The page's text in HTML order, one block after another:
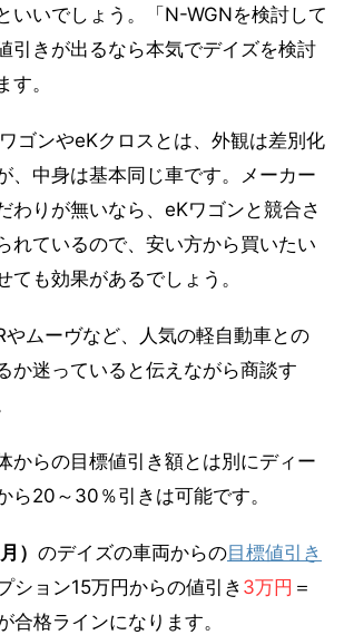
いいでしょう。「N-WGNを検討して
引きが出るなら本気でデイズを検討
す。
ゴンやeKクロスとは、外観は差別化
、中身は基本同じ車です。メーカー
わりが無いなら、eKワゴンと競合さ
れているので、安い方から買いたい
ても効果があるでしょう。
やムーヴなど、人気の軽自動車との
か迷っていると伝えながら商談す
からの目標値引き額とは別にディー
ら20～30％引きは可能です。
） のデイズの車両からの目標値引き
ション15万円からの値引き 3万円 ＝
合格ラインになります。